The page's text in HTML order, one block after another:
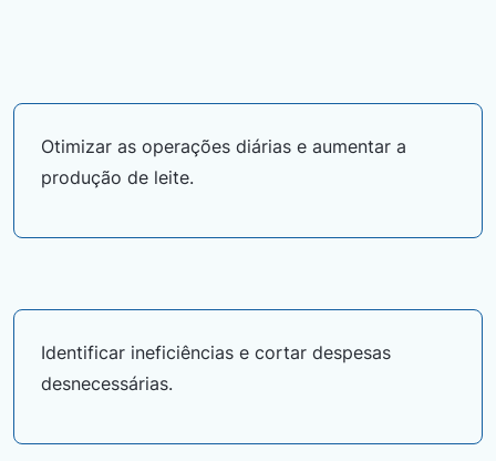
Otimizar as operações diárias e aumentar a
produção de leite.
Identificar ineficiências e cortar despesas
desnecessárias.